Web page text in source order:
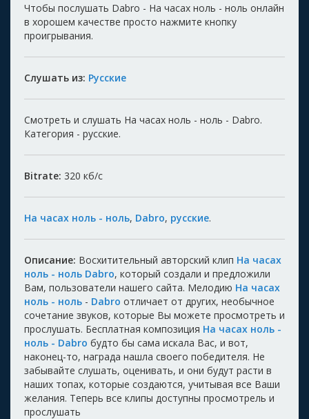
Чтобы послушать Dabro - На часах ноль - ноль онлайн
в хорошем качестве просто нажмите кнопку
проигрывания.
Слушать из: Русские
Смотреть и слушать На часах ноль - ноль - Dabro.
Категория - русские.
Bitrate: 320 кб/с
На часах ноль - ноль, Dabro, русские.
Описание: Восхитительный авторский клип На часах
ноль - ноль Dabro, который создали и предложили
Вам, пользователи нашего сайта. Мелодию На часах
ноль - ноль - Dabro отличает от других, необычное
сочетание звуков, которые Вы можете просмотреть и
прослушать. Бесплатная композиция На часах ноль -
ноль - Dabro будто бы сама искала Вас, и вот,
наконец-то, награда нашла своего победителя. Не
забывайте слушать, оценивать, и они будут расти в
наших топах, которые создаются, учитывая все Ваши
желания. Теперь все клипы доступны просмотрель и
прослушать